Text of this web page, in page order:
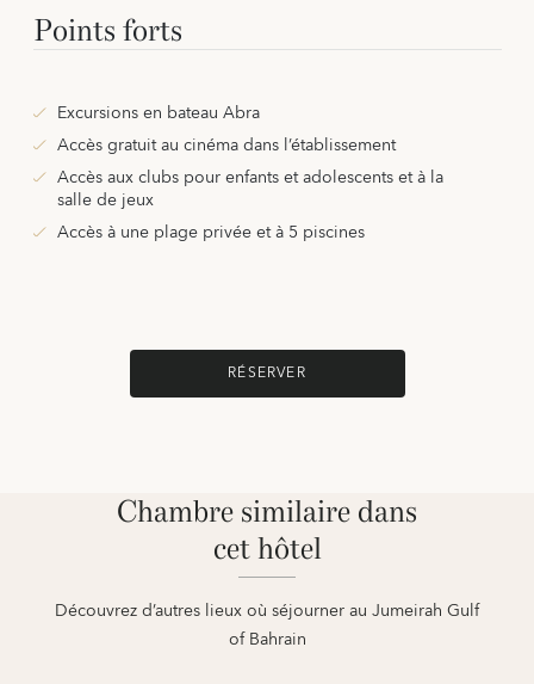
Points forts
Excursions en bateau Abra
Accès gratuit au cinéma dans l’établissement
Accès aux clubs pour enfants et adolescents et à la
salle de jeux
Accès à une plage privée et à 5 piscines
RÉSERVER
Chambre similaire dans
cet hôtel
Découvrez d’autres lieux où séjourner au Jumeirah Gulf
of Bahrain